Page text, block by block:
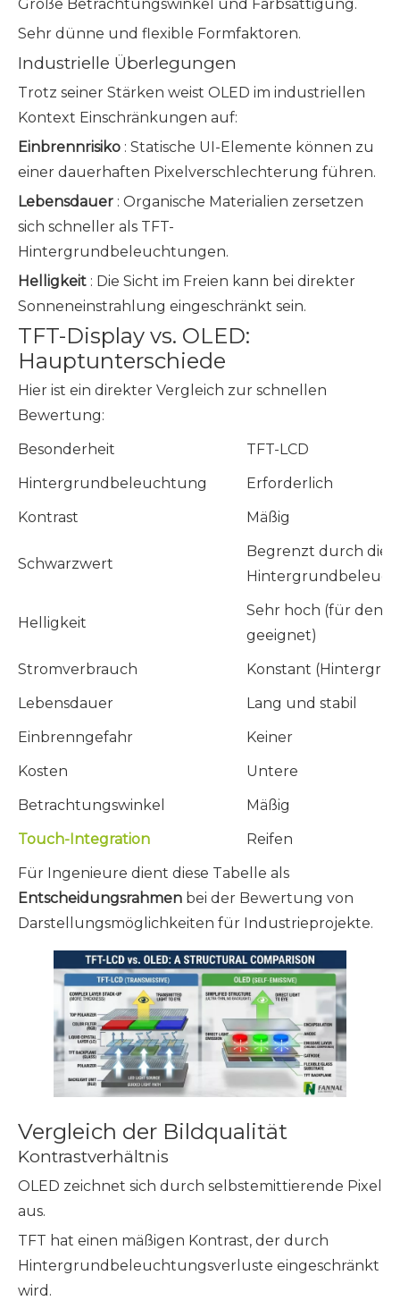
Große Betrachtungswinkel und Farbsättigung.
Sehr dünne und flexible Formfaktoren.
Industrielle Überlegungen
Trotz seiner Stärken weist OLED im industriellen
Kontext Einschränkungen auf:
Einbrennrisiko : Statische UI-Elemente können zu
einer dauerhaften Pixelverschlechterung führen.
Lebensdauer : Organische Materialien zersetzen
sich schneller als TFT-
Hintergrundbeleuchtungen.
Helligkeit : Die Sicht im Freien kann bei direkter
Sonneneinstrahlung eingeschränkt sein.
TFT-Display vs. OLED:
Hauptunterschiede
Hier ist ein direkter Vergleich zur schnellen
Bewertung:
Besonderheit
TFT-LCD
Hintergrundbeleuchtung
Erforderlich
Kontrast
Mäßig
Schwarzwert
Begrenzt durch die
Helligkeit
Sehr hoch (für den
geeignet)
Stromverbrauch
Konstant
Lebensdauer
Lang und stabil
Einbrenngefahr
Keiner
Kosten
Untere
Betrachtungswinkel
Mäßig
Touch-Integration
Reifen
Für Ingenieure dient diese Tabelle als
Entscheidungsrahmen bei der Bewertung von
Darstellungsmöglichkeiten für Industrieprojekte.
Vergleich der Bildqualität
Kontrastverhältnis
OLED zeichnet sich durch selbstemittierende Pixel
aus.
TFT hat einen mäßigen Kontrast, der durch
Hintergrundbeleuchtungsverluste eingeschränkt
wird.